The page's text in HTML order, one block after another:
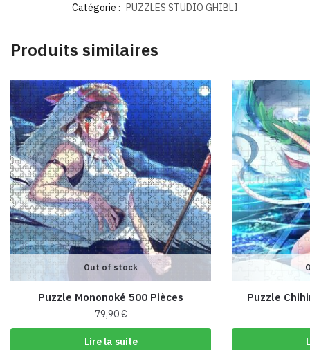
Catégorie :
PUZZLES STUDIO GHIBLI
Produits similaires
Out of stock
Puzzle Mononoké 500 Pièces
79,90€
Lire la suite
Puzzle